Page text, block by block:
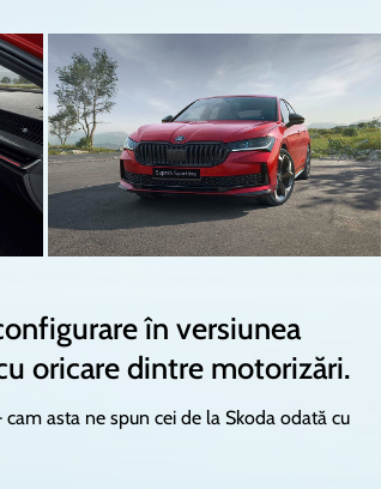
în versiunea
oricare dintre motorizări.
asta ne spun cei de la Skoda odată cu